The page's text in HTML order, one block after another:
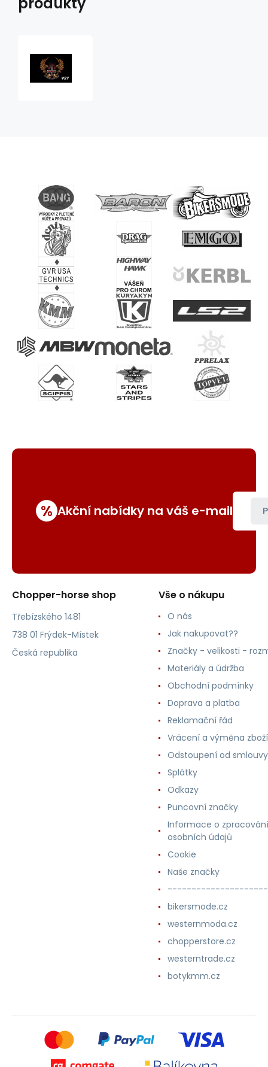
% Akční nabídky na váš e-mail
Chopper-horse shop
Třebízského 1481
738 01 Frýdek-Místek
Česká republika
Vše o nákupu
O nás
Jak nakupovat??
Značky - velikosti -
Materiály a údržba
Obchodní podmínky
Doprava a platba
Reklamační řád
Vrácení a výměna zboží
Odstoupení od smlouvy
Splátky
Odkazy
Puncovní značky
Informace o zpracování
osobních údajů
Cookie
Naše značky
bikersmode.cz
westernmoda.cz
chopperstore.cz
westerntrade.cz
botykmm.cz